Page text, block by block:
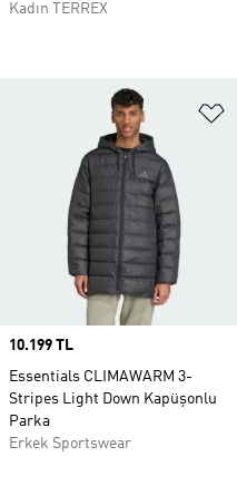
Kadın TERREX
Price
10.199 TL
Essentials CLIMAWARM 3-
Stripes Light Down Kapüşonlu
Parka
Erkek Sportswear